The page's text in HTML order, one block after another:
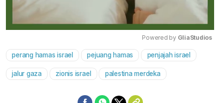
Mute
Powered by GliaStudios
perang hamas israel pejuang hamas penjajah israel
jalur gaza zionis israel palestina merdeka